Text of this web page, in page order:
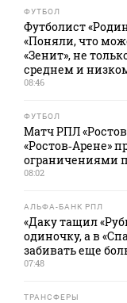
ФУТБОЛ
Футболист
«Поняли, что
«Зенит», не
среднем и
08:46
ФУТБОЛ
Матч РПЛ
«Ростов‑Арене»
ограничениями
08:02
АЛЬФА-БАНК РПЛ
«Даку тащил
одиночку, а в
забивать еще
07:48
ТРАНСФЕРЫ